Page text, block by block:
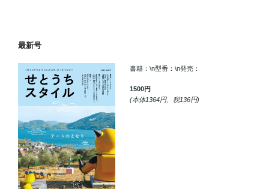
最新号
書籍：\n型番：\n発売：
1500円
(本体1364円、税136円)